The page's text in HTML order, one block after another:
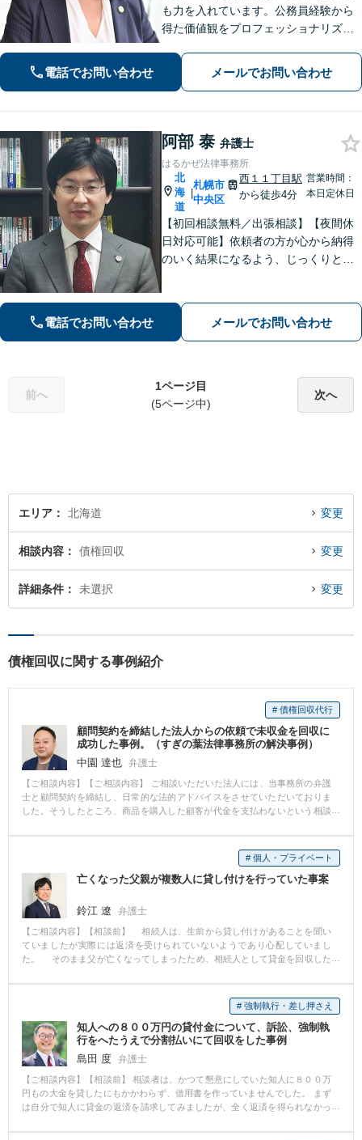
も力を入れています。公務員経験から
得た価値観をプロフェッショナリズム
ながら、正確な情報提供と誠実なコミ
ュニケーションを心がけて、最善の解
電話でお問い合わせ メールでお問い合わせ
阿部 泰 弁護士
はるかぜ法律事務所
北
海
道
|
札幌市
中央区
西１１丁目駅
から徒歩4分
営業時間：
本日定休日
【初回相談無料／出張相談】【夜間休
日対応可能】依頼者の方が心から納得
のいく結果になるよう、じっくりとお
す。迅速な解決を目指し、しっかりと
サポートを行います。【北海道札幌
電話でお問い合わせ メールでお問い合わせ
前へ
1ページ目
(5ページ中)
次へ
エリア 北海道 変更
相談内容 債権回収 変更
詳細条件 未選択 変更
債権回収に関する事例紹介
# 債権回収代行
顧問契約を締結した法人からの依頼で未収金を回収に
成功した事例。（すぎの葉法律事務所の解決事例）
中園 達也 弁護士
【ご相談内容】【ご相談内容】 ご相談いただいた法人には、当事務所の弁護
士と顧問契約を締結し、日常的な法的アドバイスをさせていただいておりま
した。そうしたところ、商品を購入した顧客が代金を支払わないという相談
が、全て無視されており、担当者の工数の圧迫、精神的ストレスが課題とな
っていました。 【弁護士の対応】 未払の相手方に対し、裁判を提起し、勝訴
判決を得て、未払金の全額を回収することができました。本件でもそうでし
たが、未払金の金額が数十万円であり、弁護士費用を考えると費用倒れの可
能性もある裁判ではありましたが、顧問契約を締結しておりましたので、通
常の弁護士費用よりも低額で対応することができ、費用倒れせずに対応がで
きました。 また、別の案件では、裁判に至る前に内容証明郵便の送付等で未
払金全額の回収が成功したこともありました。
# 個人・プライベート
亡くなった父親が複数人に貸し付けを行っていた事案
鈴江 遼 弁護士
【ご相談内容】【相談前】 相続人は、生前から貸し付けがあることを聞い
ていましたが実際には返済を受けられていないようであり心配していまし
た。 そのまま父が亡くなってしまったため、相続人として貸金を回収した
ていなかった理由が資力不足であった旨の返答がありました。 相手方が借
入れを認めたものの資力に難があったため長期の分割でしたが、相続人に対
し支払う内容の和解を締結することができました。
# 強制執行・差し押さえ
知人への８００万円の貸付金について、訴訟、強制執
行をへたうえで分割払いにて回収をした事例
島田 度 弁護士
【ご相談内容】【相談前】 相談者は、かつて懇意にしていた知人に８００万
円もの大金を貸したにもかかわらず、借用書を作っていませんでした。 まず
は自分で知人に貸金の返済を請求してみましたが、全く返済を得られなかっ
の記録については銀行通帳に残されていました。 問題は、借用書なしでこれ